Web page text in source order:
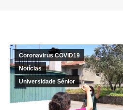
Coronavirus COVID19
Notícias
Universidade Sénior